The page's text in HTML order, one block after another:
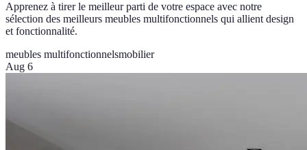
Apprenez à tirer le meilleur parti de votre espace avec notre
sélection des meilleurs meubles multifonctionnels qui allient design
et fonctionnalité.
meubles multifonctionnelsmobilier
Aug 6